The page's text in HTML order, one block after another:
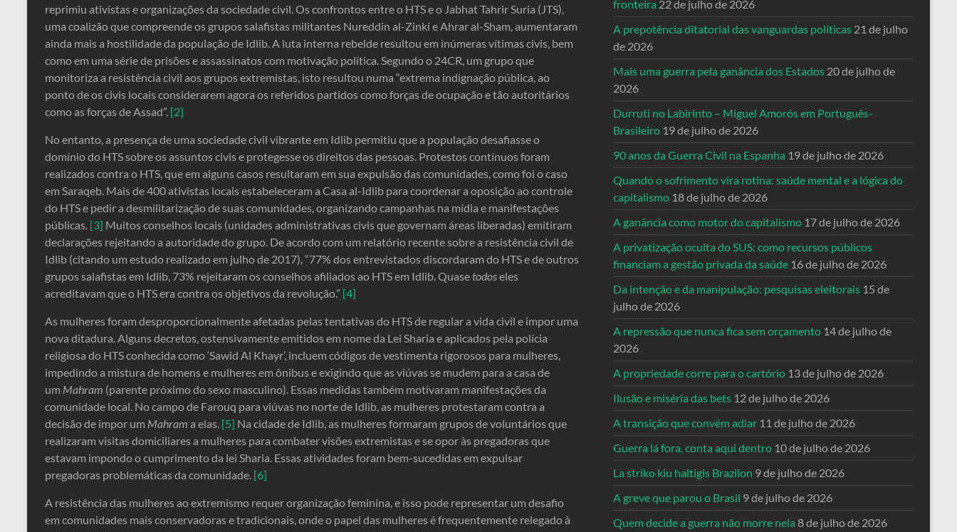
reprimiu ativistas e organizações da sociedade civil. Os confrontos entre o HTS e o Jabhat Tahrir Suria (JTS),
uma coalizão que compreende os grupos salafistas militantes Nureddin al-Zinki e Ahrar al-Sham, aumentaram
ainda mais a hostilidade da população de Idlib. A luta interna rebelde resultou em inúmeras vítimas civis, bem
como em uma série de prisões e assassinatos com motivação política. Segundo o 24CR, um grupo que
monitoriza a resistência civil aos grupos extremistas, isto resultou numa “extrema indignação pública, ao
ponto de os civis locais considerarem agora os referidos partidos como forças de ocupação e tão autoritários
como as forças de Assad”. [2]
No entanto, a presença de uma sociedade civil vibrante em Idlib permitiu que a população desafiasse o
domínio do HTS sobre os assuntos civis e protegesse os direitos das pessoas. Protestos contínuos foram
realizados contra o HTS, que em alguns casos resultaram em sua expulsão das comunidades, como foi o caso
em Saraqeb. Mais de 400 ativistas locais estabeleceram a Casa al-Idlib para coordenar a oposição ao controle
do HTS e pedir a desmilitarização de suas comunidades, organizando campanhas na mídia e manifestações
públicas. [3] Muitos conselhos locais (unidades administrativas civis que governam áreas liberadas) emitiram
declarações rejeitando a autoridade do grupo. De acordo com um relatório recente sobre a resistência civil de
Idlib (citando um estudo realizado em julho de 2017), “77% dos entrevistados discordaram do HTS e de outros
grupos salafistas em Idlib, 73% rejeitaram os conselhos afiliados ao HTS em Idlib. Quase todoseles
acreditavam que o HTS era contra os objetivos da revolução.” [4]
As mulheres foram desproporcionalmente afetadas pelas tentativas do HTS de regular a vida civil e impor uma
nova ditadura. Alguns decretos, ostensivamente emitidos em nome da Lei Sharia e aplicados pela polícia
religiosa do HTS conhecida como ‘Sawid Al Khayr’, incluem códigos de vestimenta rigorosos para mulheres,
impedindo a mistura de homens e mulheres em ônibus e exigindo que as viúvas se mudem para a casa de
um Mahram (parente próximo do sexo masculino). Essas medidas também motivaram manifestações da
comunidade local. No campo de Farouq para viúvas no norte de Idlib, as mulheres protestaram contra a
decisão de impor um Mahram a elas. [5] Na cidade de Idlib, as mulheres formaram grupos de voluntários que
realizaram visitas domiciliares a mulheres para combater visões extremistas e se opor às pregadoras que
estavam impondo o cumprimento da lei Sharia. Essas atividades foram bem-sucedidas em expulsar
pregadoras problemáticas da comunidade. [6]
A resistência das mulheres ao extremismo requer organização feminina, e isso pode representar um desafio
em comunidades mais conservadoras e tradicionais, onde o papel das mulheres é frequentemente relegado à
fronteira 22 de julho de 2026
A prepotência ditatorial das vanguardas políticas 21 de julho
de 2026
Mais uma guerra pela ganância dos Estados 20 de julho de
2026
Durruti no Labirinto – Miguel Amorós em Português-
Brasileiro 19 de julho de 2026
90 anos da Guerra Civil na Espanha 19 de julho de 2026
Quando o sofrimento vira rotina: saúde mental e a lógica do
capitalismo 18 de julho de 2026
A ganância como motor do capitalismo 17 de julho de 2026
A privatização oculta do SUS: como recursos públicos
financiam a gestão privada da saúde 16 de julho de 2026
Da intenção e da manipulação: pesquisas eleitorais 15 de
julho de 2026
A repressão que nunca fica sem orçamento 14 de julho de
2026
A propriedade corre para o cartório 13 de julho de 2026
Ilusão e miséria das bets 12 de julho de 2026
A transição que convém adiar 11 de julho de 2026
Guerra lá fora, conta aqui dentro 10 de julho de 2026
La striko kiu haltigis Brazilon 9 de julho de 2026
A greve que parou o Brasil 9 de julho de 2026
Quem decide a guerra não morre nela 8 de julho de 2026